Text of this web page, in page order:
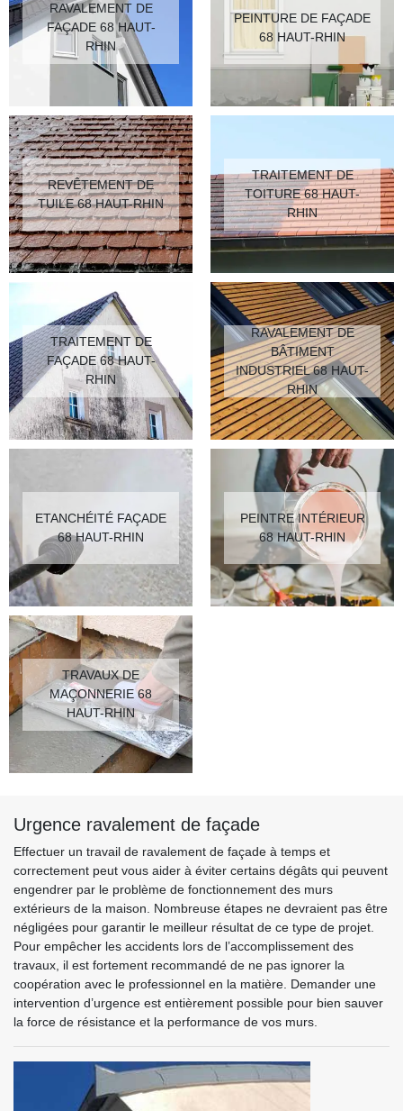
RAVALEMENT DE
FAÇADE 68 HAUT-
RHIN
PEINTURE DE FAÇADE
68 HAUT-RHIN
REVÊTEMENT DE
TUILE 68 HAUT-RHIN
TRAITEMENT DE
TOITURE 68 HAUT-
RHIN
TRAITEMENT DE
FAÇADE 68 HAUT-
RHIN
RAVALEMENT DE
BÂTIMENT
INDUSTRIEL 68 HAUT-
RHIN
ETANCHÉITÉ FAÇADE
68 HAUT-RHIN
PEINTRE INTÉRIEUR
68 HAUT-RHIN
TRAVAUX DE
MAÇONNERIE 68
HAUT-RHIN
Urgence ravalement de façade
Effectuer un travail de ravalement de façade à temps et
correctement peut vous aider à éviter certains dégâts qui peuvent
engendrer par le problème de fonctionnement des murs
extérieurs de la maison. Nombreuse étapes ne devraient pas être
négligées pour garantir le meilleur résultat de ce type de projet.
Pour empêcher les accidents lors de l’accomplissement des
travaux, il est fortement recommandé de ne pas ignorer la
coopération avec le professionnel en la matière. Demander une
intervention d’urgence est entièrement possible pour bien sauver
la force de résistance et la performance de vos murs.